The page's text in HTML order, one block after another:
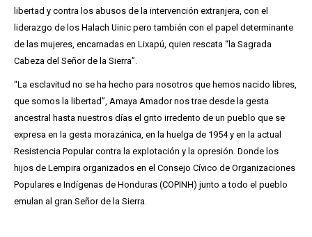
libertad y contra los abusos de la intervención extranjera, con el
liderazgo de los Halach Uinic pero también con el papel determinante
de las mujeres, encarnadas en Lixapú, quien rescata “la Sagrada
Cabeza del Señor de la Sierra”.
“La esclavitud no se ha hecho para nosotros que hemos nacido libres,
que somos la libertad”, Amaya Amador nos trae desde la gesta
ancestral hasta nuestros días el grito irredento de un pueblo que se
expresa en la gesta morazánica, en la huelga de 1954 y en la actual
Resistencia Popular contra la explotación y la opresión. Donde los
hijos de Lempira organizados en el Consejo Cívico de Organizaciones
Populares e Indígenas de Honduras (COPINH) junto a todo el pueblo
emulan al gran Señor de la Sierra.